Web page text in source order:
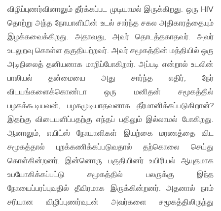
விழிப்புணர்வினாலும் தீர்க்கப்பட முடியாமல் இருக்கிறது. ஒரு HIV
தொற்று அந்த நோயாளியின் உடல் சார்ந்த சகல அதிகாரத்தையும்
இழக்கவைக்கிறது. அதாவது, அவர் தொடத்தகாதவர். அவர்
உடலுறவு கொள்ள தகுதியற்றவர். அவர் சமூகத்தின் மத்தியில் ஒரு
அடிநிலைத் தனியனாக மாறிப்போகிறார். அப்படி என்றால் உடலின்
பாலியல் தன்மையை அது சார்ந்த எதிர், நேர்
விடயங்களைக்கொண்டா ஒரு மனிதன் சமூகத்தில்
பழகக்கூடியவன், பழகமுடியாதவனாக தீர்மானிக்கப்படுகிறான்?
இதற்கு விடையளிப்பதற்கு எந்தப் பதிலும் இல்லாமல் போகிறது.
ஆனாலும், எயிட்ஸ் நோயாளிகள் இயற்கை மரணத்தை விட
சமூகத்தால் புறக்கணிக்கப்படுவதால் தற்கொலை செய்து
கொள்கின்றனர். இன்னொரு பகுதியினர் உயிரியல் ஆயுதமாக
உபயோகிக்கப்பட்டு சமூகத்தில் பலருக்கு இந்த
நோயைப்பரப்புவதில் தீவிரமாக இருக்கின்றனர். அதனால் நாம்
சரியான விழிப்புணர்வுடன் அவர்களை சமூகத்திலிருந்து